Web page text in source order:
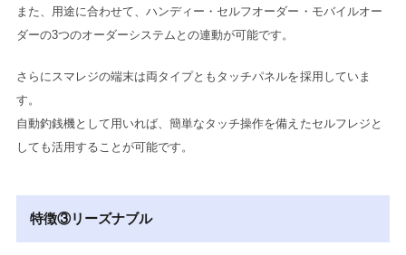
また、用途に合わせて、ハンディー・セルフオーダー・モバイルオー
ダーの3つのオーダーシステムとの連動が可能です。
さらにスマレジの端末は両タイプともタッチパネルを採用していま
す。
自動釣銭機として用いれば、簡単なタッチ操作を備えたセルフレジと
しても活用することが可能です。
特徴③リーズナブル